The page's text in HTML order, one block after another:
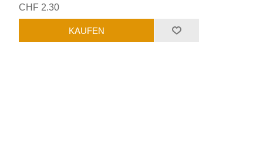
CHF 2.30